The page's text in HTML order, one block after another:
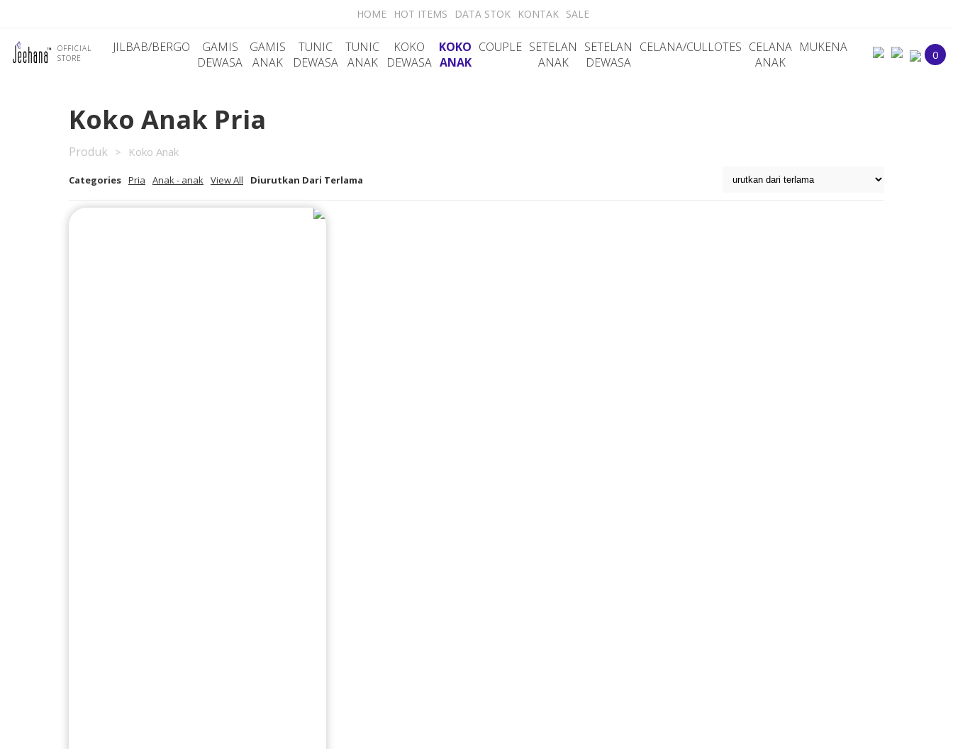
HOME HOT ITEMS DATA STOK KONTAK SALE
OFFICIAL
STORE
JILBAB/BERGO
GAMIS
DEWASA
GAMIS
ANAK
TUNIC
DEWASA
TUNIC
ANAK
KOKO
DEWASA
KOKO
ANAK
COUPLE SETELAN
ANAK
SETELAN
DEWASA
CELANA/CULLOTES CELANA
ANAK
MUKENA 0
Koko Anak Pria
Produk > Koko Anak
Categories Pria Anak - anak View All Diurutkan Dari Terlama